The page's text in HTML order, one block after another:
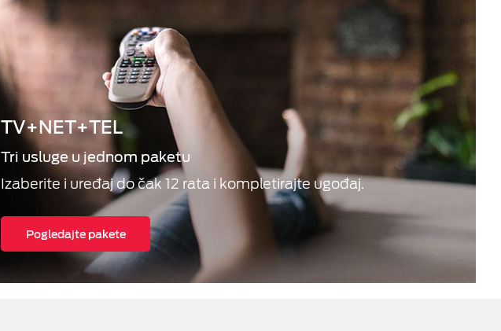
TV+NET+TEL
Tri usluge u jednom paketu
Izaberite i uređaj do čak 12 rata i kompletirajte ugođaj.
Pogledajte pakete